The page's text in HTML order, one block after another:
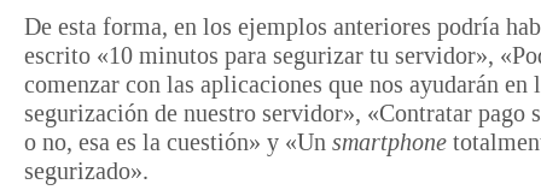
De esta forma, en los ejemplos anteriores podría
escrito «10 minutos para segurizar tu servidor»,
comenzar con las aplicaciones que nos ayudarán en
segurización de nuestro servidor», «Contratar pago
o no, esa es la cuestión» y «Un smartphone
segurizado».